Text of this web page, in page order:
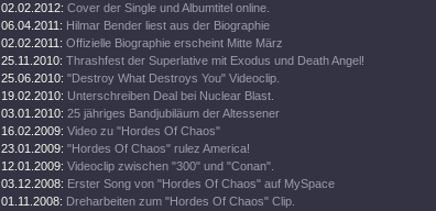
02.02.2012: Cover der Single und Albumtitel online.
06.04.2011: Hilmar Bender liest aus der Biographie
02.02.2011: Offizielle Biographie erscheint Mitte März
25.11.2010: Thrashfest der Superlative mit Exodus und Death Angel!
25.06.2010: "Destroy What Destroys You" Videoclip.
19.02.2010: Unterschreiben Deal bei Nuclear Blast.
03.01.2010: 25 jähriges Bandjubiläum der Altessener
16.02.2009: Video zu "Hordes Of Chaos"
23.01.2009: "Hordes Of Chaos" rulez America!
12.01.2009: Videoclip zwischen "300" und "Conan".
03.12.2008: Erster Song von "Hordes Of Chaos" auf MySpace
01.11.2008: Dreharbeiten zum "Hordes Of Chaos" Clip.